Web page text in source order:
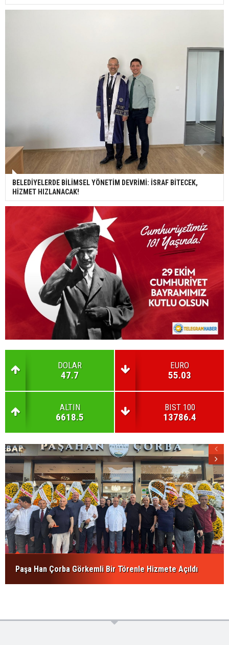
BELEDİYELERDE BİLİMSEL YÖNETİM DEVRİMİ: İSRAF BİTECEK,
HİZMET HIZLANACAK!
DOLAR
47.7
EURO
55.03
ALTIN
6618.5
BIST 100
13786.4
Paşa Han Çorba Görkemli Bir Törenle Hizmete Açıldı